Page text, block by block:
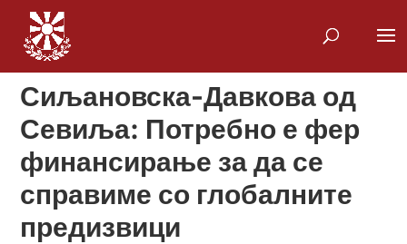
Сиљановска-Давкова од
Севиља: Потребно е фер
финансирање за да се
справиме со глобалните
предизвици